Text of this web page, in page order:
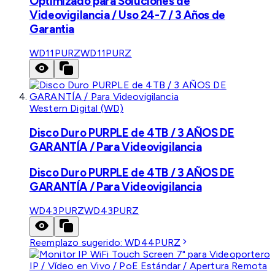
Videovigilancia / Uso 24-7 / 3 Años de
Garantia
WD11PURZWD11PURZ
Western Digital (WD)
Disco Duro PURPLE de 4TB / 3 AÑOS DE
GARANTÍA / Para Videovigilancia
Disco Duro PURPLE de 4TB / 3 AÑOS DE
GARANTÍA / Para Videovigilancia
WD43PURZWD43PURZ
Reemplazo sugerido:WD44PURZ